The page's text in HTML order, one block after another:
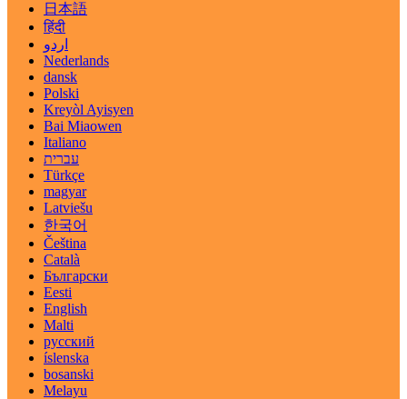
日本語
हिंदी
اردو
Nederlands
dansk
Polski
Kreyòl Ayisyen
Bai Miaowen
Italiano
עברית
Türkçe
magyar
Latviešu
한국어
Čeština
Català
Български
Eesti
English
Malti
русский
íslenska
bosanski
Melayu